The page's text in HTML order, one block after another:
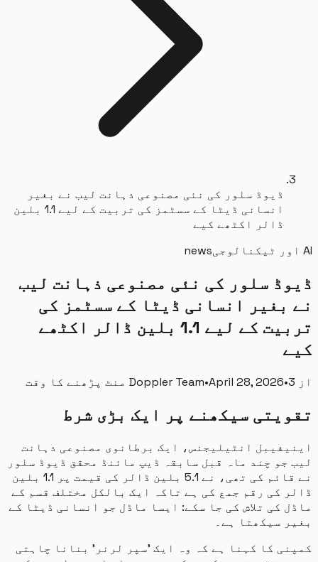
ڈیوڈ سلور کی نئی مصنوعی ذہانت لیب نے بغیر
انسانی ڈیٹا کے سسٹمز کی تربیت کے لیے 1.1 بلین
ڈالر اکٹھے کیے
news
سلور کی نئی مصنوعی ذہانت لیب
بغیر انسانی ڈیٹا کے سسٹمز کی
تربیت کے لیے 1.1 بلین ڈالر اکٹھے
Doppler Team• April 28, 2026•
سیکھنے پر ایک بڑی شرط
انٹیلیجنس، ایک برطانوی مصنوعی ذہانت
جو چند ماہ قبل سابقہ ڈیپ مائنڈ محقق ڈیوڈ سلور
نے قائم کی تھی، نے 5.1 بلین ڈالر کی قیمت پر 1.1 بلین
کی رقم جمع کی ہے تاکہ ایک بالکل مختلف قسم کے
کی تلاش کی جا سکے: ایسا ماڈل جو انسانی ڈیٹا کے
سیکھتا ہے۔
کا کہنا ہے کہ وہ ایک 'سپر لرنر' بنانا چاہتی